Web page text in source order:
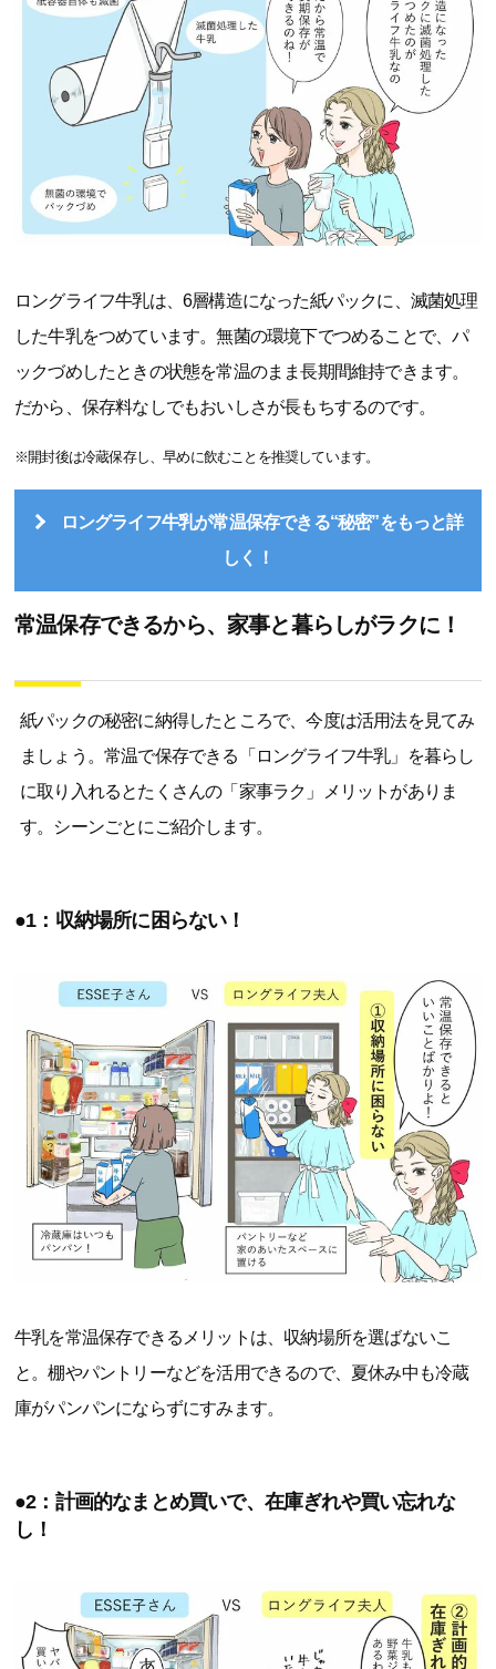
ロングライフ牛乳は、6層構造になった紙パックに、滅菌処理
した牛乳をつめています。無菌の環境下でつめることで、パ
ックづめしたときの状態を常温のまま長期間維持できます。
だから、保存料なしでもおいしさが長もちするのです。
※開封後は冷蔵保存し、早めに飲むことを推奨しています。
ロングライフ牛乳が常温保存できる“秘密”をもっと詳
しく！
常温保存できるから、家事と暮らしがラクに！
紙パックの秘密に納得したところで、今度は活用法を見てみ
ましょう。常温で保存できる「ロングライフ牛乳」を暮らし
に取り入れるとたくさんの「家事ラク」メリットがありま
す。シーンごとにご紹介します。
●1：収納場所に困らない！
牛乳を常温保存できるメリットは、収納場所を選ばないこ
と。棚やパントリーなどを活用できるので、夏休み中も冷蔵
庫がパンパンにならずにすみます。
●2：計画的なまとめ買いで、在庫ぎれや買い忘れな
し！